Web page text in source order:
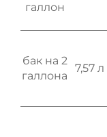
галлон
бак на 2
галлона
7,57 л